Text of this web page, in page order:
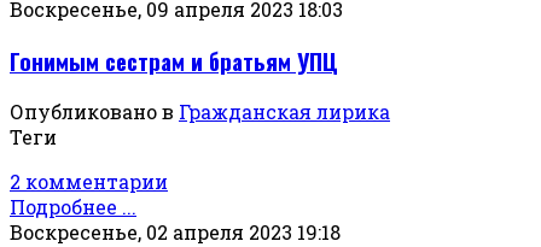
Воскресенье, 09 апреля 2023 18:03
Гонимым сестрам и братьям УПЦ
Опубликовано в Гражданская лирика
Теги
2 комментарии
Подробнее ...
Воскресенье, 02 апреля 2023 19:18